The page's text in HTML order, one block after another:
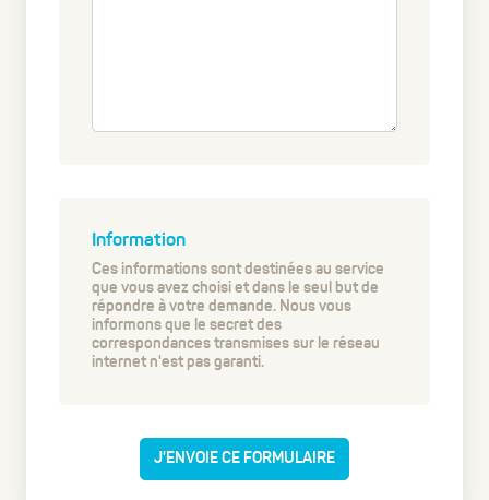
Information
Ces informations sont destinées au service
que vous avez choisi et dans le seul but de
répondre à votre demande. Nous vous
informons que le secret des
correspondances transmises sur le réseau
internet n'est pas garanti.